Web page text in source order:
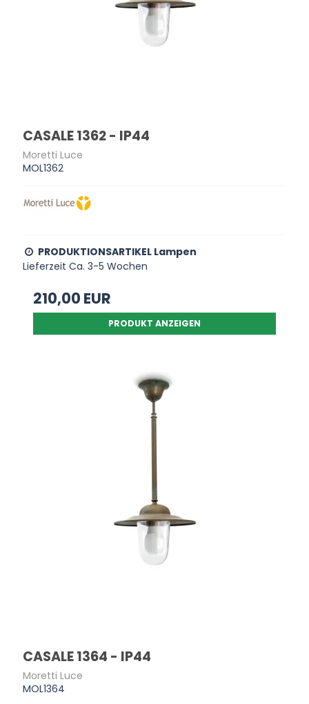
CASALE 1362 - IP44
Moretti Luce
MOL1362
PRODUKTIONSARTIKEL Lampen
Lieferzeit Ca. 3-5 Wochen
210,00 EUR
PRODUKT ANZEIGEN
CASALE 1364 - IP44
Moretti Luce
MOL1364